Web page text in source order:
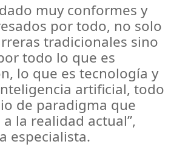
muy conformes y
por todo, no solo
tradicionales sino
todo lo que es
lo que es tecnología y
artificial, todo
de paradigma que
la realidad actual”,
especialista.